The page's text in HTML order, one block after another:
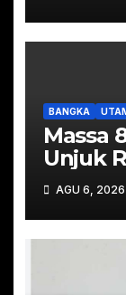
BANGKA
Massa
Unjuk
AGU 6, 2026